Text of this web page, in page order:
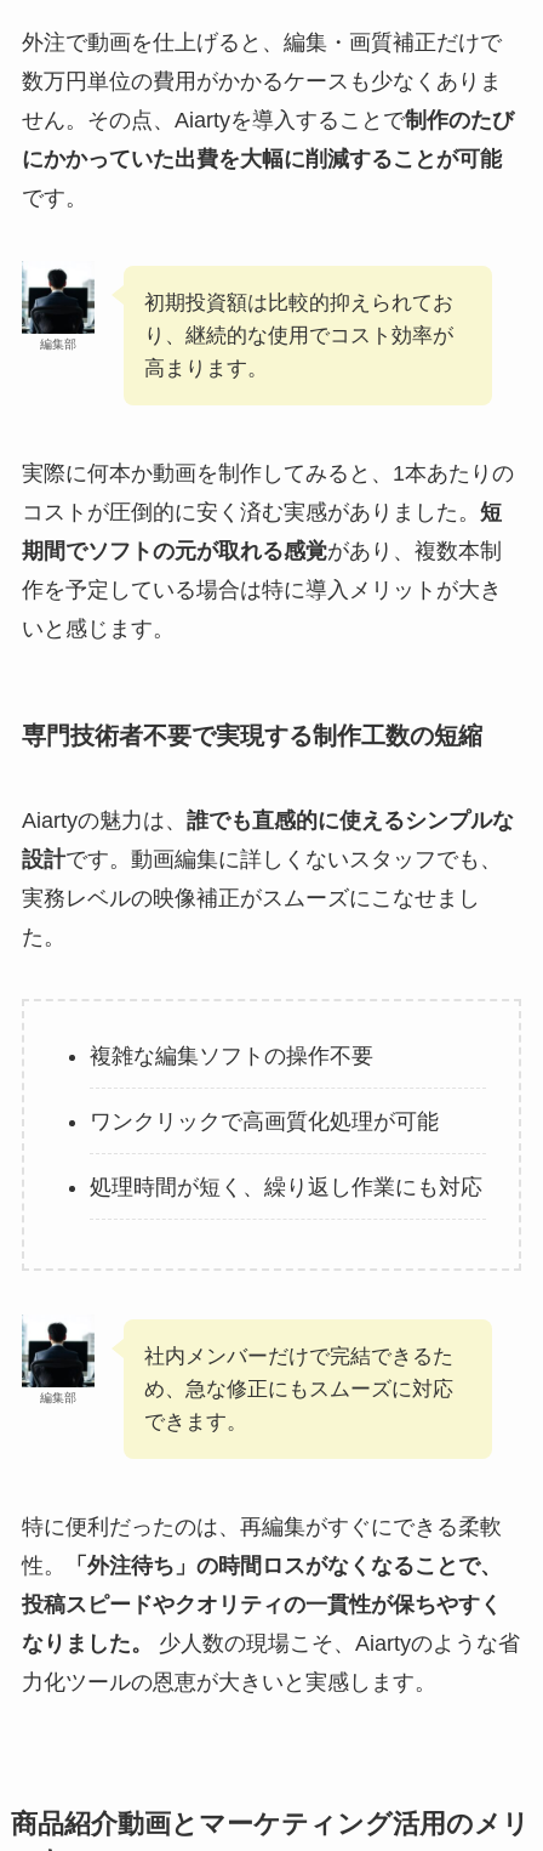
外注で動画を仕上げると、編集・画質補正だけで
数万円単位の費用がかかるケースも少なくありま
せん。その点、Aiartyを導入することで制作のたび
にかかっていた出費を大幅に削減することが可能
です。
編集部
初期投資額は比較的抑えられてお
り、継続的な使用でコスト効率が
高まります。
実際に何本か動画を制作してみると、1本あたりの
コストが圧倒的に安く済む実感がありました。 短
期間でソフトの元が取れる感覚があり、複数本制
作を予定している場合は特に導入メリットが大き
いと感じます。
専門技術者不要で実現する制作工数の短縮
Aiartyの魅力は、 誰でも直感的に使えるシンプルな
設計です。動画編集に詳しくないスタッフでも、
実務レベルの映像補正がスムーズにこなせまし
た。
複雑な編集ソフトの操作不要
ワンクリックで高画質化処理が可能
処理時間が短く、繰り返し作業にも対応
編集部
社内メンバーだけで完結できるた
め、急な修正にもスムーズに対応
できます。
特に便利だったのは、再編集がすぐにできる柔軟
性。
「外注待ち」の時間ロスがなくなることで、
投稿スピードやクオリティの一貫性が保ちやすく
なりました。
少人数の現場こそ、Aiartyのような省
力化ツールの恩恵が大きいと実感します。
商品紹介動画とマーケティング活用のメリ